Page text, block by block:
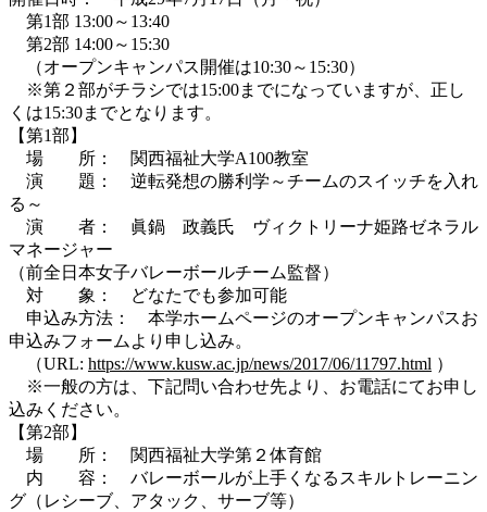
第1部 13:00～13:40
第2部 14:00～15:30
（オープンキャンパス開催は10:30～15:30）
※第２部がチラシでは15:00までになっていますが、正し
くは15:30までとなります。
【第1部】
場 所： 関西福祉大学A100教室
演 題： 逆転発想の勝利学～チームのスイッチを入れ
る～
演 者： 眞鍋 政義氏 ヴィクトリーナ姫路ゼネラル
マネージャー
（前全日本女子バレーボールチーム監督）
対 象： どなたでも参加可能
申込み方法： 本学ホームページのオープンキャンパスお
申込みフォームより申し込み。
（URL: https://www.kusw.ac.jp/news/2017/06/11797.html ）
※一般の方は、下記問い合わせ先より、お電話にてお申し
込みください。
【第2部】
場 所： 関西福祉大学第２体育館
内 容： バレーボールが上手くなるスキルトレーニン
グ（レシーブ、アタック、サーブ等）